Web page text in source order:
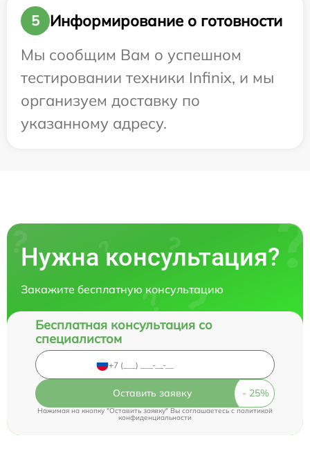
5
Информирование о готовности
Мы сообщим Вам о успешном
тестировании техники Infinix, и мы
организуем доставку по
указанному адресу.
Нужна консультация?
Закажите бесплатную консультацию
Бесплатная консультация со
специалистом
Оставить заявку
Нажимая на кнопку "Оставить заявку" Вы соглашаетесь c политикой
конфиденциальности